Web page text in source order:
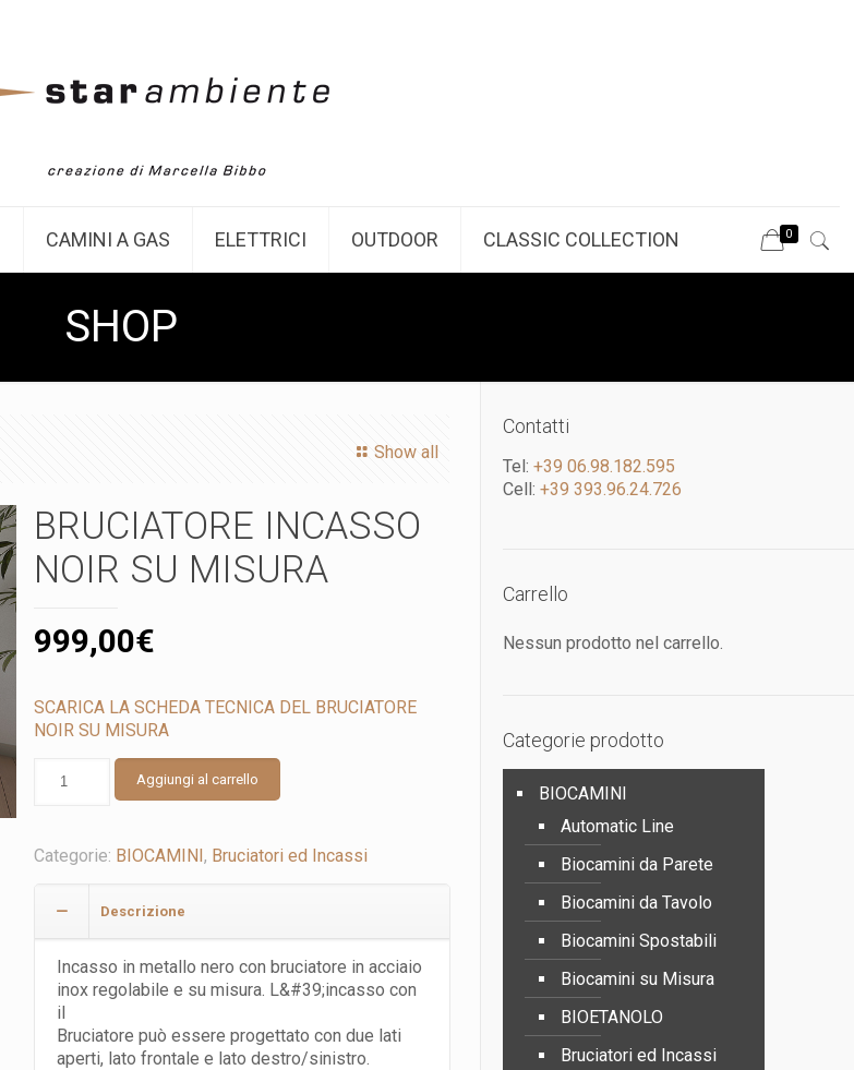
CAMINI A GAS ELETTRICI OUTDOOR CLASSIC COLLECTION 0
SHOP
Show all
BRUCIATORE INCASSO
NOIR SU MISURA
999,00€
SCARICA LA SCHEDA TECNICA DEL BRUCIATORE
NOIR SU MISURA
BRUCIATORE
INCASSO
MISURA
quantità
Aggiungi al carrello
Categorie: BIOCAMINI, Bruciatori ed Incassi
Descrizione
Incasso in metallo nero con bruciatore in acciaio
inox regolabile e su misura. L&#39;incasso con
il
Bruciatore può essere progettato con due lati
aperti, lato frontale e lato destro/sinistro.
Contatti
Tel: +39 06.98.182.595
Cell: +39 393.96.24.726
Carrello
Nessun prodotto nel carrello.
Categorie prodotto
BIOCAMINI
Automatic Line
Biocamini da Parete
Biocamini da Tavolo
Biocamini Spostabili
Biocamini su Misura
BIOETANOLO
Bruciatori ed Incassi